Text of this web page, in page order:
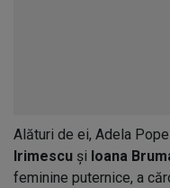
Alături de ei, Adela
Irimescu și Ioana
feminine puternice, a